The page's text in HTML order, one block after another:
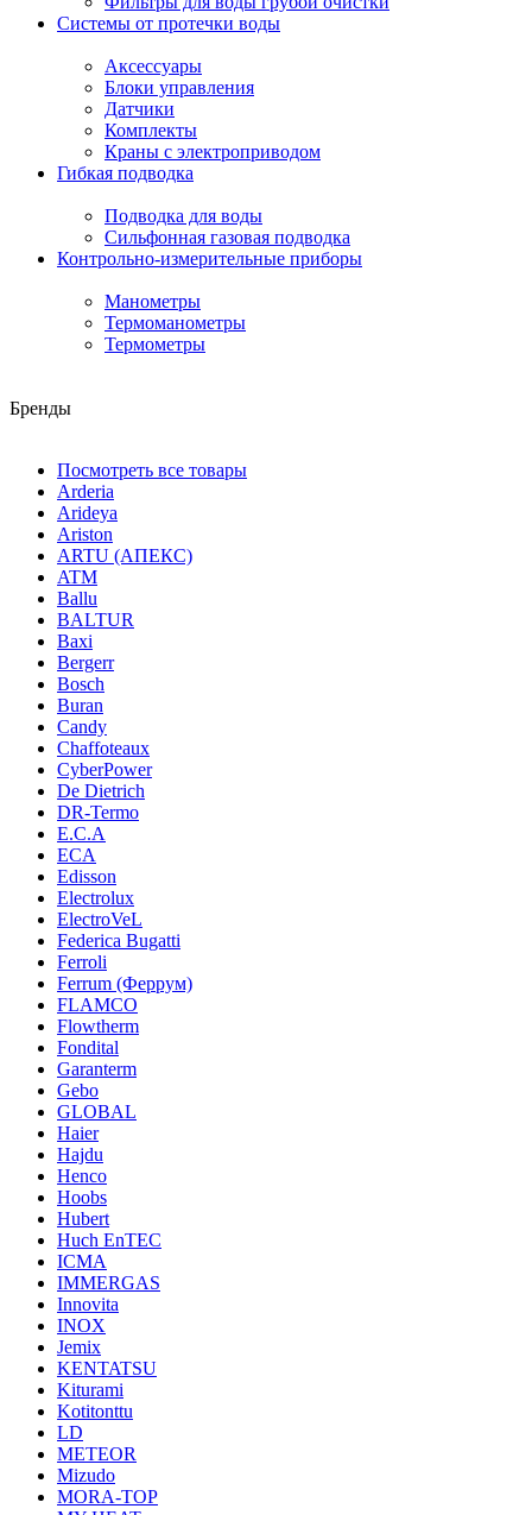
Системы от протечки воды
Аксессуары
Блоки управления
Датчики
Комплекты
Краны с электроприводом
Гибкая подводка
Подводка для воды
Сильфонная газовая подводка
Контрольно-измерительные приборы
Манометры
Термоманометры
Термометры
Бренды
Посмотреть все товары
Arderia
Arideya
Ariston
ARTU (АПЕКС)
ATM
Ballu
BALTUR
Baxi
Bergerr
Bosch
Buran
Candy
Chaffoteaux
CyberPower
De Dietrich
DR-Termo
E.C.A
ECA
Edisson
Electrolux
ElectroVeL
Federica Bugatti
Ferroli
Ferrum (Феррум)
FLAMCO
Flowtherm
Fondital
Garanterm
Gebo
GLOBAL
Haier
Hajdu
Henco
Hoobs
Hubert
Huch EnTEC
ICMA
IMMERGAS
Innovita
INOX
Jemix
KENTATSU
Kiturami
Kotitonttu
LD
METEOR
Mizudo
MORA-TOP